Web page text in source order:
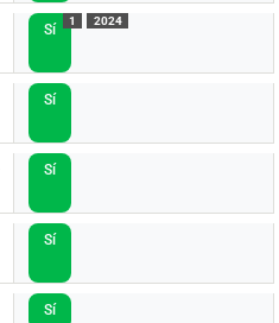
Sí
1 2024
Sí
Sí
Sí
Sí